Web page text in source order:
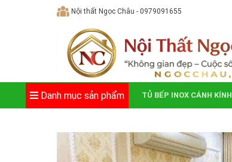
Nội thất Ngọc Châu - 0979091655
Danh mục sản phẩm TỦ BẾP INOX CÁNH KÍNH